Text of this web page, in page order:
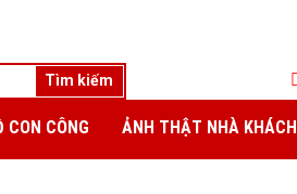
CON CÔNG ẢNH THẬT NHÀ KHÁCH